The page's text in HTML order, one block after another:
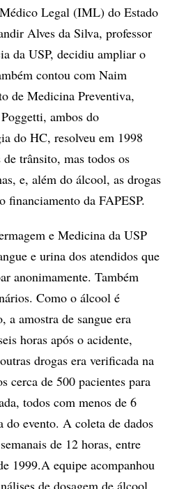
Legal (IML) do Estado
Alves da Silva, professor
da USP, decidiu ampliar o
contou com Naim
de Medicina Preventiva,
ambos do
do HC, resolveu em 1998
trânsito, mas todos os
e, além do álcool, as drogas
financiamento da FAPESP.
e Medicina da USP
e urina dos atendidos que
anonimamente. Também
Como o álcool é
a amostra de sangue era
horas após o acidente,
drogas era verificada na
cerca de 500 pacientes para
todos com menos de 6
do evento. A coleta de dados
de 12 horas, entre
1999.A equipe acompanhou
de dosagem de álcool